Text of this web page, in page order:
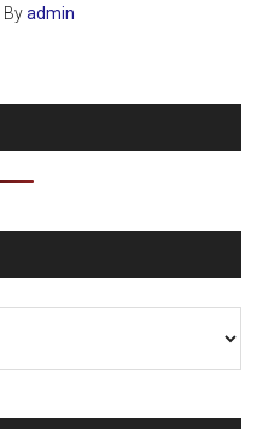
Byadmin